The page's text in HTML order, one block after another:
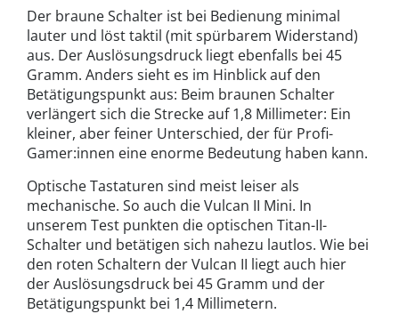
Der braune Schalter ist bei Bedienung minimal
lauter und löst taktil (mit spürbarem Widerstand)
aus. Der Auslösungsdruck liegt ebenfalls bei 45
Gramm. Anders sieht es im Hinblick auf den
Betätigungspunkt aus: Beim braunen Schalter
verlängert sich die Strecke auf 1,8 Millimeter: Ein
kleiner, aber feiner Unterschied, der für Profi-
Gamer:innen eine enorme Bedeutung haben kann.
Optische Tastaturen sind meist leiser als
mechanische. So auch die Vulcan II Mini. In
unserem Test punkten die optischen Titan-II-
Schalter und betätigen sich nahezu lautlos. Wie bei
den roten Schaltern der Vulcan II liegt auch hier
der Auslösungsdruck bei 45 Gramm und der
Betätigungspunkt bei 1,4 Millimetern.